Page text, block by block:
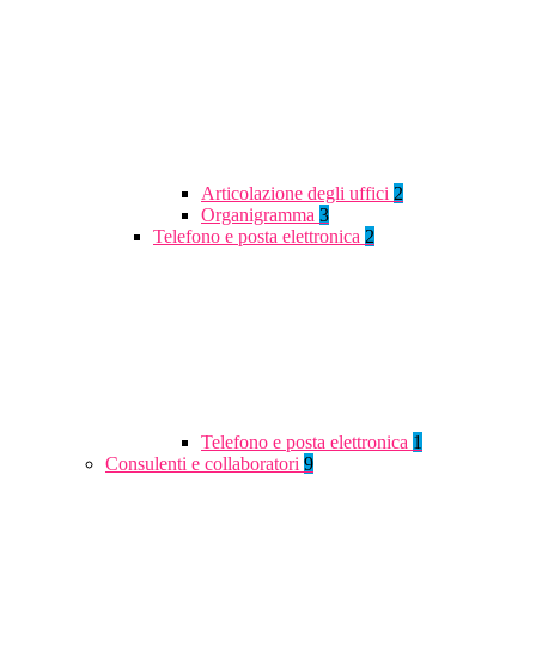
Articolazione degli uffici 2
Organigramma 3
Telefono e posta elettronica 2
Telefono e posta elettronica 1
Consulenti e collaboratori 9